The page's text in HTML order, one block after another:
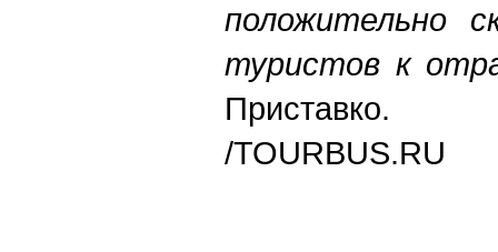
положительно
туристов к
Приставко.
/TOURBUS.RU